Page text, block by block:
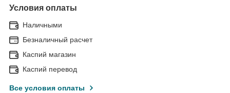
Условия оплаты
Наличными
Безналичный расчет
Каспий магазин
Каспий перевод
Все условия оплаты